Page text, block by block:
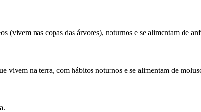
(vivem nas copas das árvores), noturnos e se alimentam de
vivem na terra, com hábitos noturnos e se alimentam de